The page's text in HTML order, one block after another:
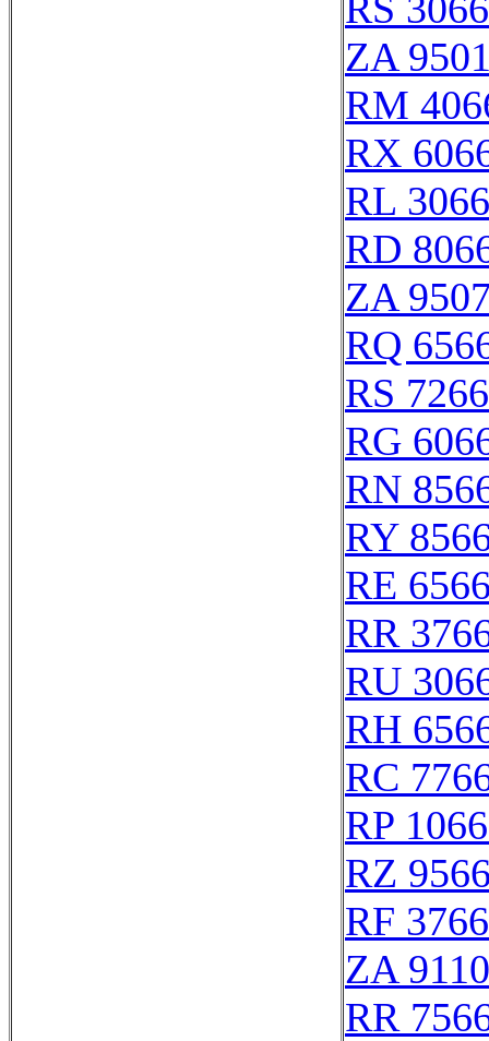
ZA
RM
RX
RL
RD
ZA
RQ
RS
RG
RN
RY
RE
RR
RU
RH
RC
RP
RZ
RF
ZA
RR